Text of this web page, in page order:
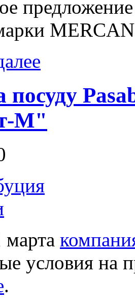
М"
условия на
.